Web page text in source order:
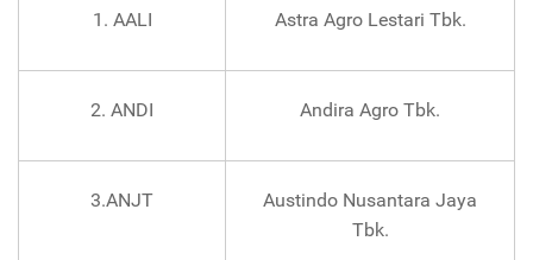
1. AALI Astra Agro Lestari Tbk.
2. ANDI Andira Agro Tbk.
3.ANJT
Austindo Nusantara Jaya
Tbk.